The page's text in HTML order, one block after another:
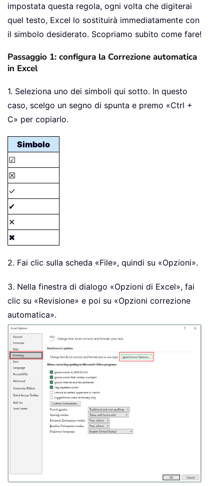
impostata questa regola, ogni volta che digiterai
quel testo, Excel lo sostituirà immediatamente con
il simbolo desiderato. Scopriamo subito come fare!
Passaggio 1: configura la Correzione automatica
in Excel
1. Seleziona uno dei simboli qui sotto. In questo
caso, scelgo un segno di spunta e premo «Ctrl +
C» per copiarlo.
Simbolo
☑
☒
✓
✔
✕
✖
2. Fai clic sulla scheda «File», quindi su «Opzioni».
3. Nella finestra di dialogo «Opzioni di Excel», fai
clic su «Revisione» e poi su «Opzioni correzione
automatica».